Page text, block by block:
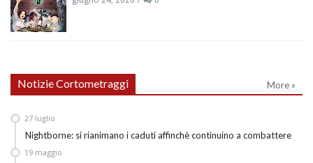
Notizie Cortometraggi More »
Nightborne: si rianimano i caduti affinchè continuino a combattere
27 luglio
19 maggio